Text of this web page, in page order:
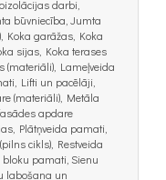
darbi,
būvniecība, Jumta
Koka garāžas, Koka
sijas, Koka terases
(materiāli), Lameļveida
Lifti un pacēlāji,
(materiāli), Metāla
apdare
Plātņveida pamati,
cikls), Restveida
pamati, Sienu
labošana un